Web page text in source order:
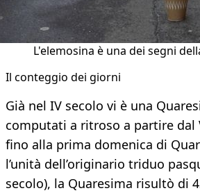
L'elemosina è una dei segni
Il conteggio dei giorni
Già nel IV secolo vi è una
computati a ritroso a partire dal
fino alla prima domenica di
l’unità dell’originario triduo
secolo), la Quaresima risultò di